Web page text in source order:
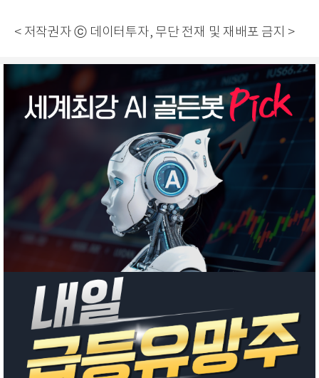
< 저작권자 ⓒ 데이터투자, 무단 전재 및 재배포 금지 >